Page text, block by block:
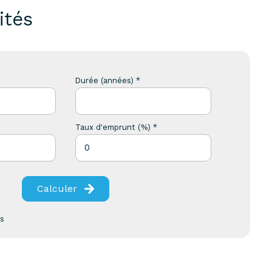
Durée (années) *
Taux d'emprunt (%) *
Calculer